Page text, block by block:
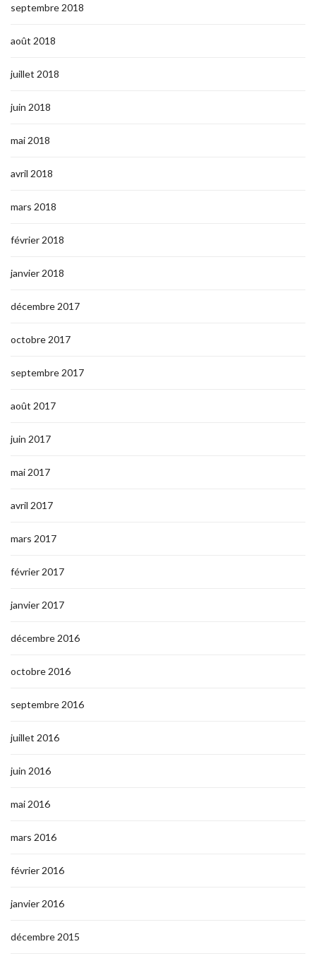
septembre 2018
août 2018
juillet 2018
juin 2018
mai 2018
avril 2018
mars 2018
février 2018
janvier 2018
décembre 2017
octobre 2017
septembre 2017
août 2017
juin 2017
mai 2017
avril 2017
mars 2017
février 2017
janvier 2017
décembre 2016
octobre 2016
septembre 2016
juillet 2016
juin 2016
mai 2016
mars 2016
février 2016
janvier 2016
décembre 2015